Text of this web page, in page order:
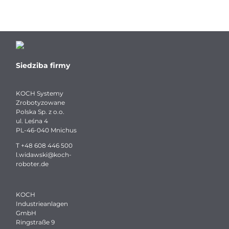
Siedziba firmy
KOCH Systemy
Zrobotyzowane
Polska Sp. z o.o.
ul. Leśna 4
PL-46-040 Mnichus
T +48 608 446 500
l.widawski@koch-
roboter.de
KOCH
Industrieanlagen
GmbH
Ringstraße 9